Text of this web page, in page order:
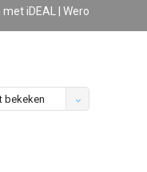
iDEAL | Wero
bekeken